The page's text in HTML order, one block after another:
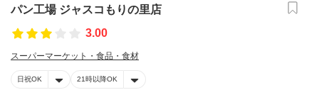
パン工場 ジャスコもりの里店
3.00
スーパーマーケット・食品・食材
日祝OK 21時以降OK